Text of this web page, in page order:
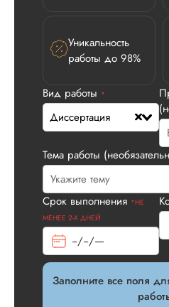
Уникальность
работы до 98%
Вид работы *
Диссертация
Тема работы
Срок выполнения *НЕ
МЕНЕЕ 2-Х ДНЕЙ
Заполните все поля